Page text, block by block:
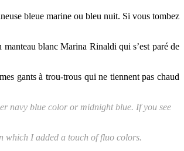
bleue marine ou bleu nuit. Si vous tombez
blanc Marina Rinaldi qui s’est paré de
gants à trou-trous qui ne tiennent pas chaud
navy blue color or midnight blue. If you see
which I added a touch of fluo colors.